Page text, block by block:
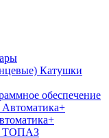
Катушки
обеспечение